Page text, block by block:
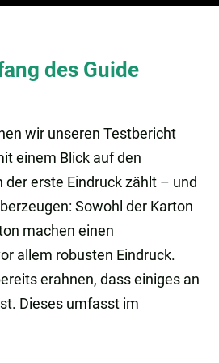
des Guide
wir unseren Testbericht
einem Blick auf den
erste Eindruck zählt – und
Sowohl der Karton
machen einen
allem robusten Eindruck.
erahnen, dass einiges an
Dieses umfasst im